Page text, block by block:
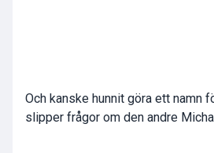
Och kanske hunnit göra ett namn
slipper frågor om den andre